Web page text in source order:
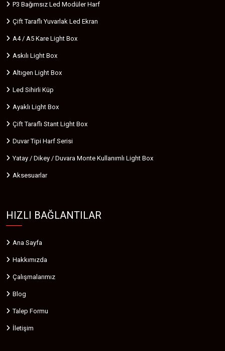
P3 Bağımsız Led Modüler Harf
Çift Taraflı Yuvarlak Led Ekran
A4 / A5 Kare Light Box
Askılı Light Box
Altıgen Light Box
Led Sihirli Küp
Ayaklı Light Box
Çift Taraflı Stant Light Box
Duvar Tipi Harf Serisi
Yatay / Dikey / Duvara Monte Kullanımlı Light Box
Aksesuarlar
HIZLI BAĞLANTILAR
Ana Sayfa
Hakkımızda
Çalışmalarımız
Blog
Talep Formu
İletişim